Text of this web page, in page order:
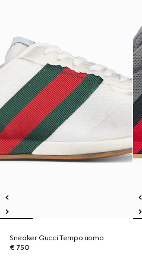
Sneaker Gucci Tempo uomo
€ 750